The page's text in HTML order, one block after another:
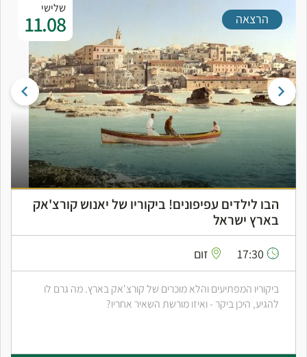
שלישי
11.08 הרצאה
הבו לילדים עפיפונים! ביקוריו של יאנוש קורצ'אק
בארץ ישראל
זום
ביקוריו המפתיעים והלא מוכרים של קורצ'אק בארץ. מה גרם לו
להגיע, היכן ביקר - ואיזו מורשת השאיר אחריו?